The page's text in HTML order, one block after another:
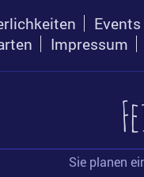
Events
Impressum
Sie planen